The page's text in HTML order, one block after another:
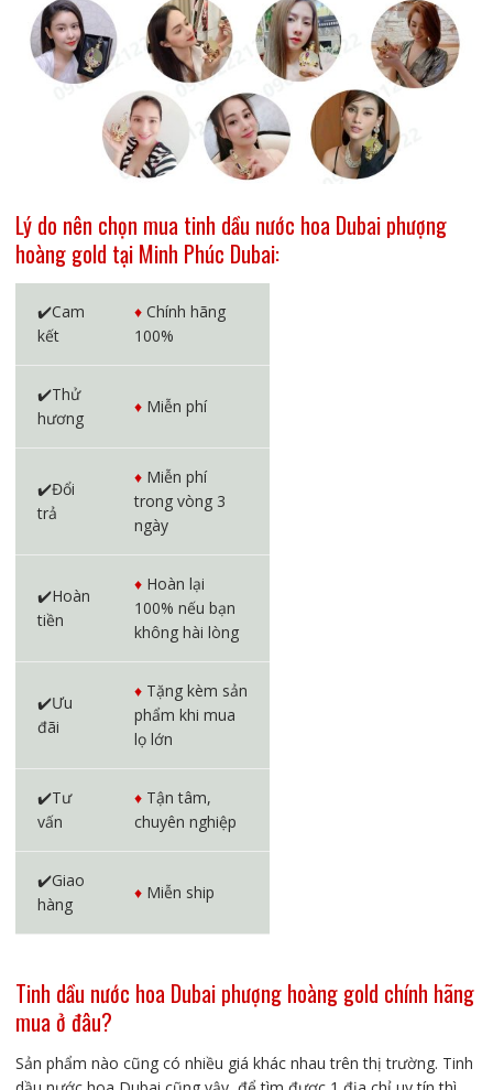
Lý do nên chọn mua tinh dầu nước hoa Dubai phượng
hoàng gold tại Minh Phúc Dubai:
✔️Cam
kết
♦️ Chính hãng
100%
✔️Thử
hương
♦️ Miễn phí
✔️Đổi
trả
♦️ Miễn phí
trong vòng 3
ngày
✔️Hoàn
tiền
♦️ Hoàn lại
100% nếu bạn
không hài lòng
✔️Ưu
đãi
♦️ Tặng kèm sản
phẩm khi mua
lọ lớn
✔️Tư
vấn
♦️ Tận tâm,
chuyên nghiệp
✔️Giao
hàng
♦️ Miễn ship
Tinh dầu nước hoa Dubai phượng hoàng gold chính hãng
mua ở đâu?
Sản phẩm nào cũng có nhiều giá khác nhau trên thị trường. Tinh